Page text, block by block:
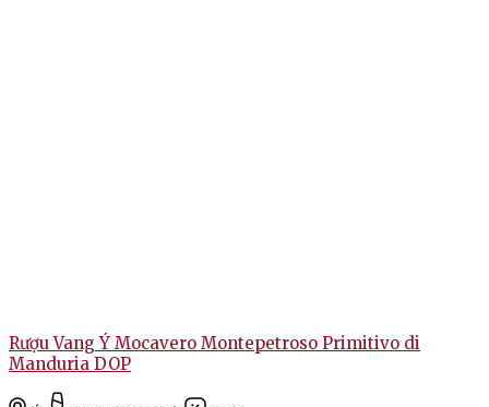
Rượu Vang Ý Mocavero Montepetroso Primitivo di
Manduria DOP